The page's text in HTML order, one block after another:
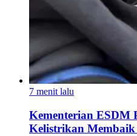
7 menit lalu
Kementerian ESDM
Kelistrikan